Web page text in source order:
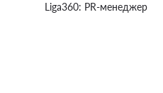
Liga360: PR-менеджер